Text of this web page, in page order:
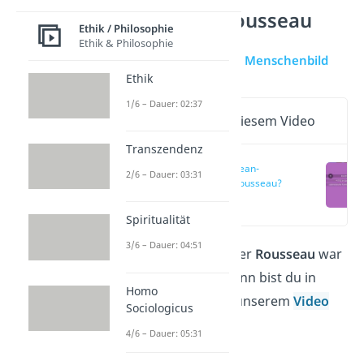
Jean-Jacques Rousseau
Rousseau Menschenbild
Wichtige Inhalte in diesem Video
Wer war Jean-
Jacques Rousseau?
Du möchtest wissen, wer Rousseau war
und wofür er steht? Dann bist du in
diesem Beitrag und in unserem Video
Ethik / Philosophie
Ethik & Philosophie
Ethik
1/6 – Dauer: 02:37
Transzendenz
2/6 – Dauer: 03:31
Spiritualität
3/6 – Dauer: 04:51
Homo
Sociologicus
4/6 – Dauer: 05:31